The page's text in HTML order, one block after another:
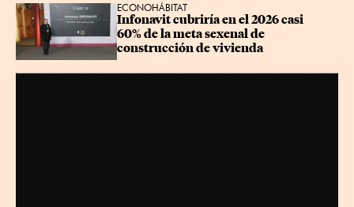
ECONOHÁBITAT
Infonavit cubriría en el 2026 casi
60% de la meta sexenal de
construcción de vivienda